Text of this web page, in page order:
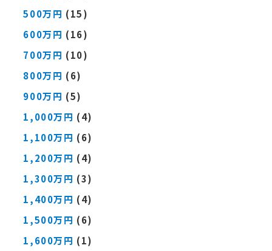
500万円 (15)
600万円 (16)
700万円 (10)
800万円 (6)
900万円 (5)
1,000万円 (4)
1,100万円 (6)
1,200万円 (4)
1,300万円 (3)
1,400万円 (4)
1,500万円 (6)
1,600万円 (1)